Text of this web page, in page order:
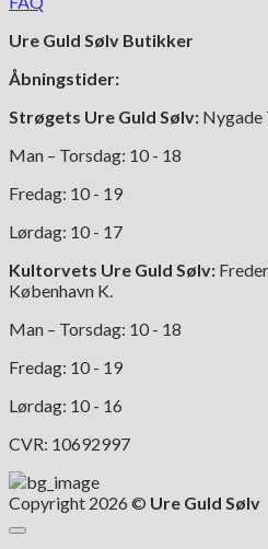
vælges
varesiden
Ure Guld Sølv Butikker
Åbningstider:
Strøgets Ure Guld Sølv: Nygade
Man – Torsdag: 10 - 18
Fredag: 10 - 19
Lørdag: 10 - 17
Kultorvets Ure Guld Sølv:
København K.
Man – Torsdag: 10 - 18
Fredag: 10 - 19
Lørdag: 10 - 16
CVR: 10692997
Copyright 2026 © Ure Guld Sølv